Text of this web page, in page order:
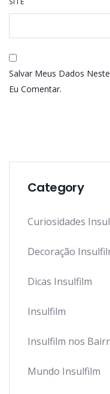
Salvar Meus Dados
Eu Comentar.
Category
Curiosidades
Decoração
Dicas Insulfilm
Insulfilm
Insulfilm nos
Mundo Insulfilm